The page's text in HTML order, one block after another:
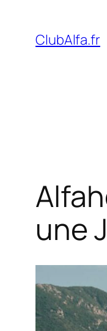
contenu
ClubAlfa.fr
une